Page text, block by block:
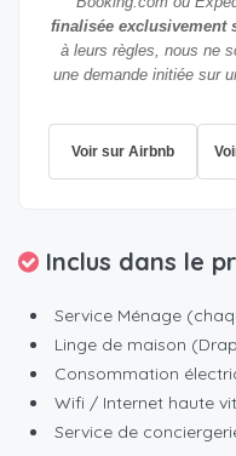
finalisée exclusivement
à leurs règles, nous ne
une demande initiée sur
Voir sur Airbnb
Inclus dans le
Service Ménage
Linge de maison
Consommation
Wifi / Internet haute
Service de